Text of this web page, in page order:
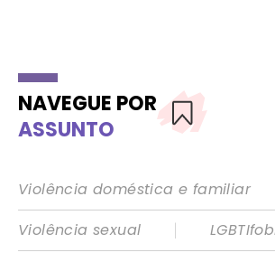
NAVEGUE POR
ASSUNTO
Violência doméstica e familiar
Violência sexual
|